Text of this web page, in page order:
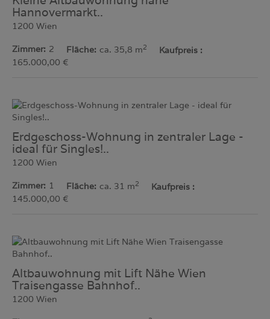
Hannovermarkt..
1200 Wien
Zimmer 2 Fläche ca. 35,8 m2
Kaufpreis
165.000,00 €
Erdgeschoss-Wohnung in zentraler Lage -
ideal für Singles!..
1200 Wien
Zimmer 1 Fläche ca. 31 m2
Kaufpreis
145.000,00 €
Altbauwohnung mit Lift Nähe Wien
Traisengasse Bahnhof..
1200 Wien